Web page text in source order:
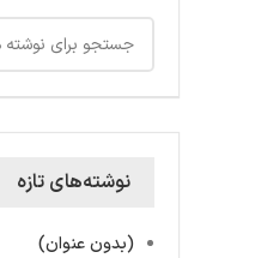
نوشته‌های تازه
(بدون عنوان)